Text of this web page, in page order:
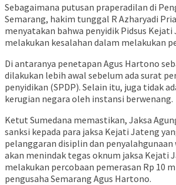
Sebagaimana putusan praperadilan di
Semarang, hakim tunggal R Azharyadi
menyatakan bahwa penyidik Pidsus
melakukan kesalahan dalam melakukan
Di antaranya penetapan Agus Hartono
dilakukan lebih awal sebelum ada surat
penyidikan (SPDP). Selain itu, juga tidak
kerugian negara oleh instansi berwenang.
Ketut Sumedana memastikan, Jaksa
sanksi kepada para jaksa Kejati Jateng
pelanggaran disiplin dan penyalahgunaan
akan menindak tegas oknum jaksa Kejati
melakukan percobaan pemerasan Rp 10
pengusaha Semarang Agus Hartono.